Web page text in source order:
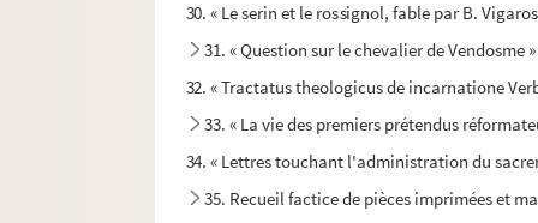
30. « Le serin et le rossignol, fable par B.
31. « Question sur le chevalier de Vendosme »
32. « Tractatus theologicus de incarnatione
33. « La vie des premiers prétendus
34. « Lettres touchant l'administration du
35. Recueil factice de pièces imprimées et